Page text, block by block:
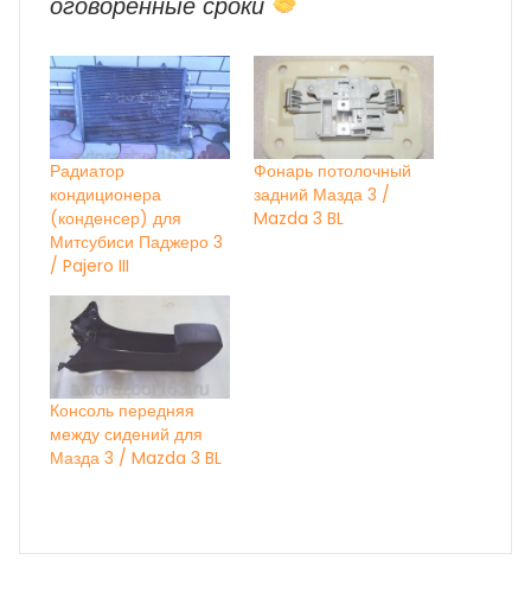
Радиатор
кондиционера
(конденсер) для
Митсубиси Паджеро 3
/ Pajero III
Фонарь потолочный
задний Мазда 3 /
Mazda 3 BL
Консоль передняя
между сидений для
Мазда 3 / Mazda 3 BL